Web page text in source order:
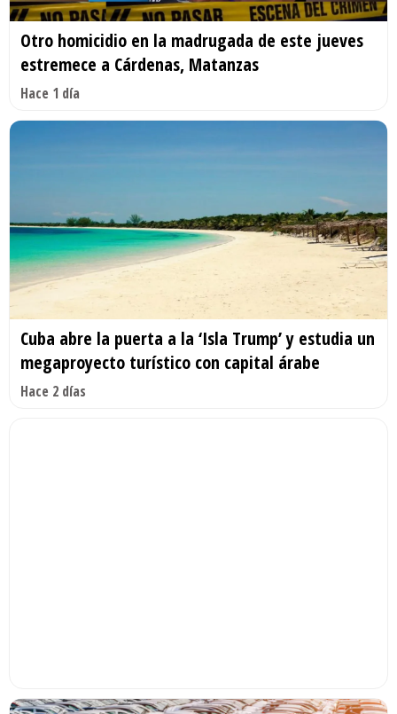
Otro homicidio en la madrugada de este jueves
estremece a Cárdenas, Matanzas
Hace 1 día
Cuba abre la puerta a la ‘Isla Trump’ y estudia un
megaproyecto turístico con capital árabe
Hace 2 días